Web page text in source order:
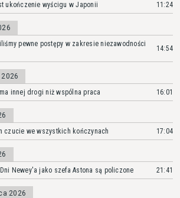
ukończenie wyścigu w Japonii 11:24
pewne postępy w zakresie niezawodności
14:54
innej drogi niż wspólna praca 16:01
czucie we wszystkich kończynach 17:04
Newey'a jako szefa Astona są policzone 21:41
2026